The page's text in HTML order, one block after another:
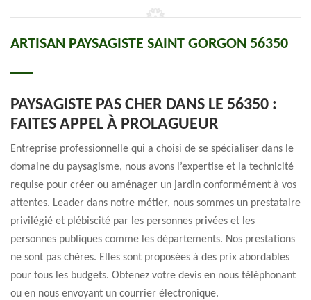
ARTISAN PAYSAGISTE SAINT GORGON 56350
PAYSAGISTE PAS CHER DANS LE 56350 :
FAITES APPEL À PROLAGUEUR
Entreprise professionnelle qui a choisi de se spécialiser dans le
domaine du paysagisme, nous avons l’expertise et la technicité
requise pour créer ou aménager un jardin conformément à vos
attentes. Leader dans notre métier, nous sommes un prestataire
privilégié et plébiscité par les personnes privées et les
personnes publiques comme les départements. Nos prestations
ne sont pas chères. Elles sont proposées à des prix abordables
pour tous les budgets. Obtenez votre devis en nous téléphonant
ou en nous envoyant un courrier électronique.